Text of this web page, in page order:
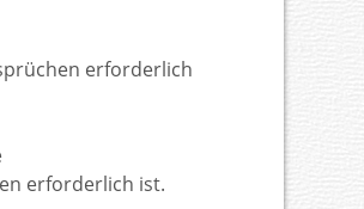
erforderlich
erforderlich ist.